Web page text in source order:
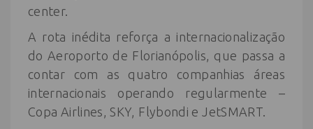
center.
A rota inédita reforça a internacionalização
do Aeroporto de Florianópolis, que passa a
contar com as quatro companhias áreas
internacionais operando regularmente –
Copa Airlines, SKY, Flybondi e JetSMART.